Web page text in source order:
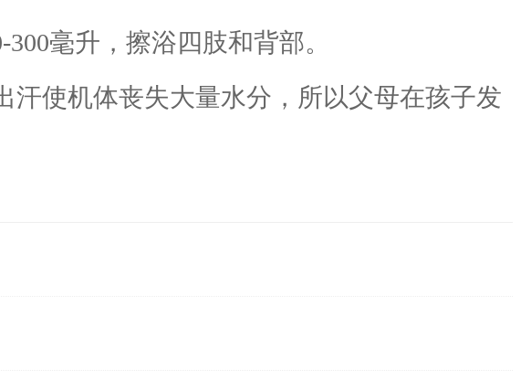
毫升，擦浴四肢和背部。
使机体丧失大量水分，所以父母在孩子发